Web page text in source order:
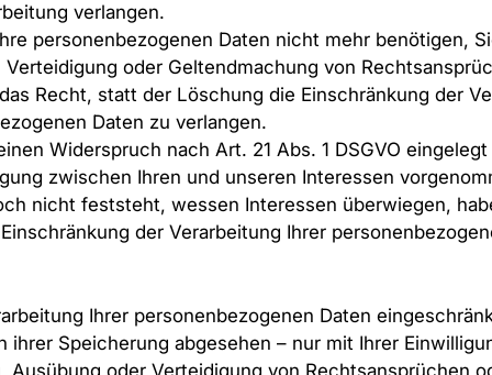
verlangen.
personenbezogenen Daten nicht mehr benötigen,
Verteidigung oder Geltendmachung von
Recht, statt der Löschung die Einschränkung der
Daten zu verlangen.
Widerspruch nach Art. 21 Abs. 1 DSGVO
zwischen Ihren und unseren Interessen
nicht feststeht, wessen Interessen überwiegen,
der Verarbeitung Ihrer
Ihrer personenbezogenen Daten
ihrer Speicherung abgesehen – nur mit Ihrer
Ausübung oder Verteidigung von Rechtsansprüchen